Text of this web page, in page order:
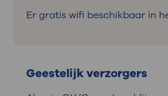
Er gratis wifi beschikbaar in
Geestelijk verzorgers